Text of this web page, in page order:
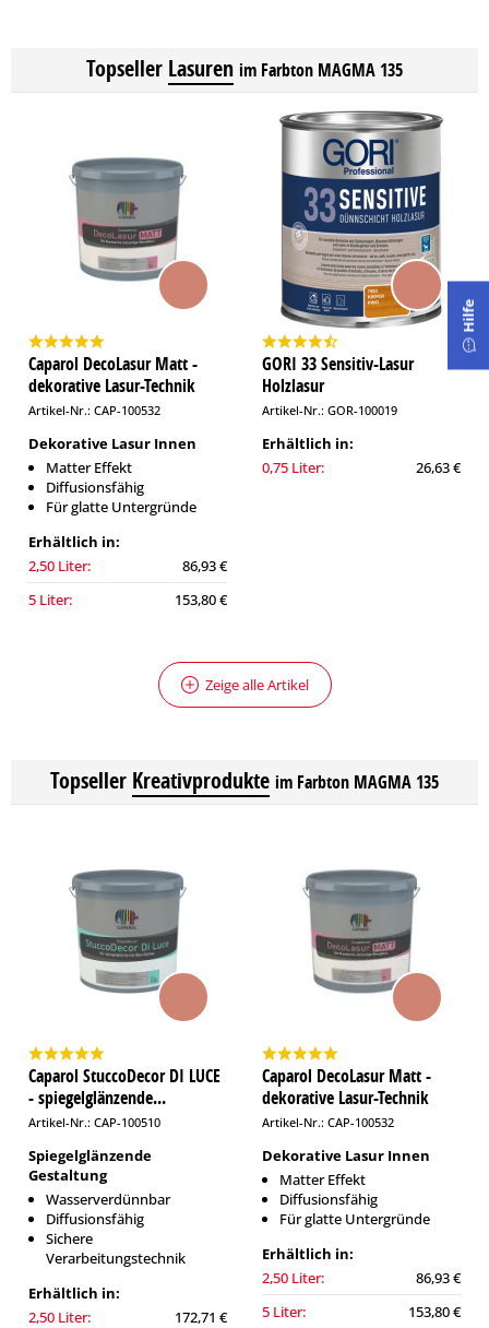
Topseller Lasuren im Farbton MAGMA 135
Caparol DecoLasur Matt -
dekorative Lasur-Technik
Artikel-Nr.: CAP-100532
Dekorative Lasur Innen
Matter Effekt
Diffusionsfähig
Für glatte Untergründe
Erhältlich in:
2,50 Liter:
86,93 €
5 Liter:
153,80 €
GORI 33 Sensitiv-Lasur
Holzlasur
Artikel-Nr.: GOR-100019
Erhältlich in:
0,75 Liter:
26,63 €
Zeige alle Artikel
Topseller Kreativprodukte im Farbton MAGMA 135
Caparol StuccoDecor DI LUCE
- spiegelglänzende...
Artikel-Nr.: CAP-100510
Spiegelglänzende
Gestaltung
Wasserverdünnbar
Diffusionsfähig
Sichere
Verarbeitungstechnik
Erhältlich in:
2,50 Liter:
172,71 €
Caparol DecoLasur Matt -
dekorative Lasur-Technik
Artikel-Nr.: CAP-100532
Dekorative Lasur Innen
Matter Effekt
Diffusionsfähig
Für glatte Untergründe
Erhältlich in:
2,50 Liter:
86,93 €
5 Liter:
153,80 €
Hilfe